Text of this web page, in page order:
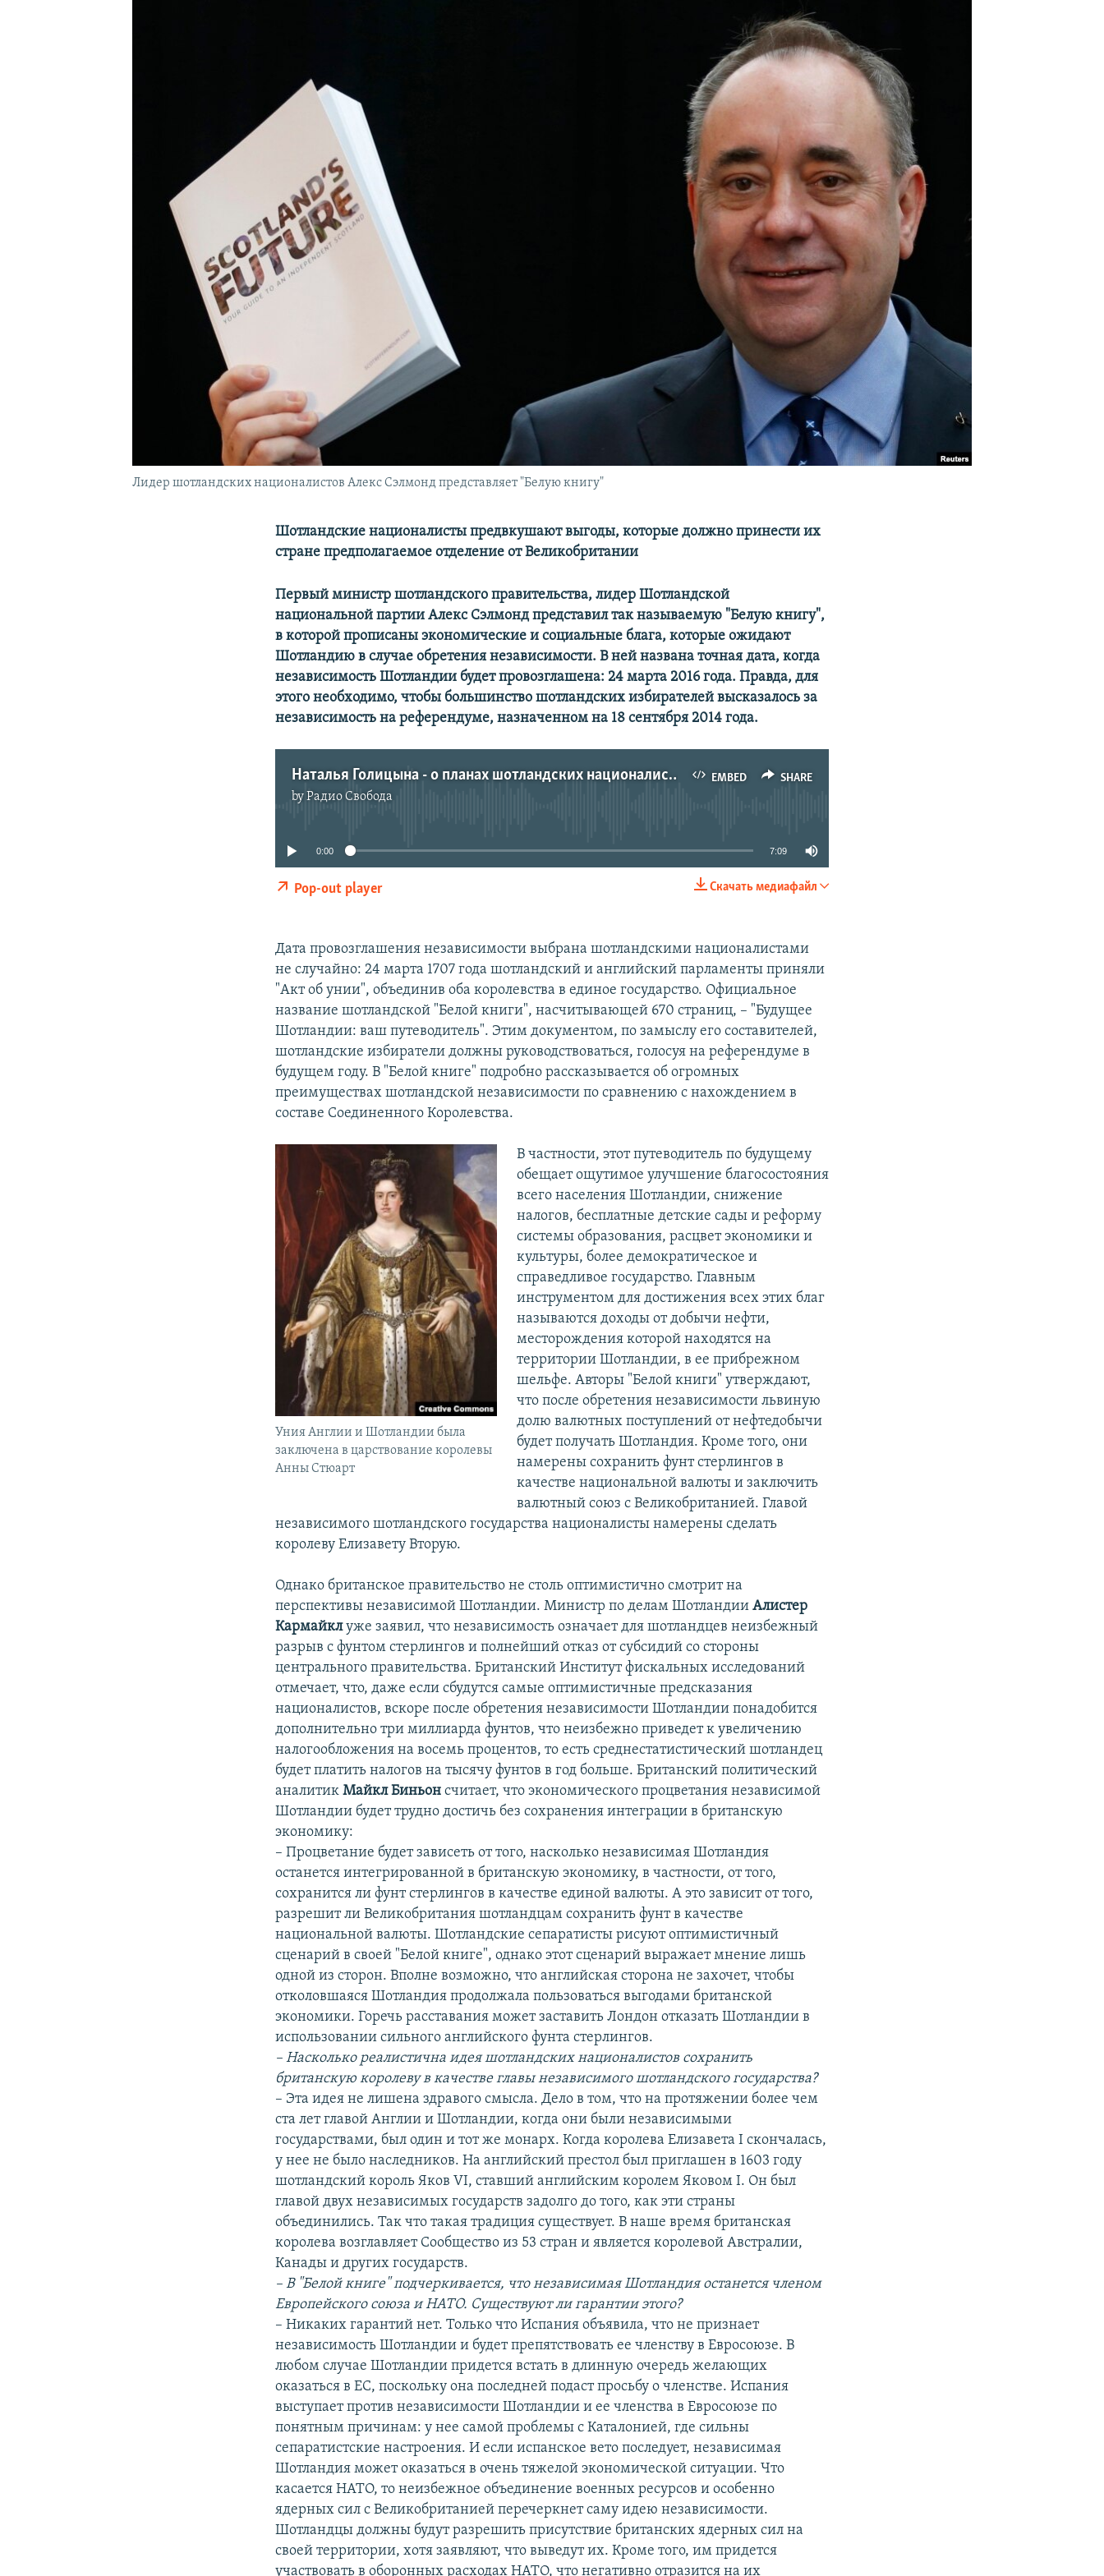
Лидер шотландских националистов Алекс Сэлмонд представляет "Белую книгу"
Шотландские националисты предвкушают выгоды, которые должно принести их
стране предполагаемое отделение от Великобритании
Первый министр шотландского правительства, лидер Шотландской
национальной партии Алекс Сэлмонд представил так называемую "Белую книгу",
в которой прописаны экономические и социальные блага, которые ожидают
Шотландию в случае обретения независимости. В ней названа точная дата, когда
независимость Шотландии будет провозглашена: 24 марта 2016 года. Правда, для
этого необходимо, чтобы большинство шотландских избирателей высказалось за
независимость на референдуме, назначенном на 18 сентября 2014 года.
EMBED SHARE
Наталья Голицына - о планах шотландских националистов
byРадио Свобода
SHARE
0:00 7:09
Скачать медиафайл
Pop-out player
Дата провозглашения независимости выбрана шотландскими националистами
не случайно: 24 марта 1707 года шотландский и английский парламенты приняли
"Акт об унии", объединив оба королевства в единое государство. Официальное
название шотландской "Белой книги", насчитывающей 670 страниц, – "Будущее
Шотландии: ваш путеводитель". Этим документом, по замыслу его составителей,
шотландские избиратели должны руководствоваться, голосуя на референдуме в
будущем году. В "Белой книге" подробно рассказывается об огромных
преимуществах шотландской независимости по сравнению с нахождением в
составе Соединенного Королевства.
Уния Англии и Шотландии была
заключена в царствование королевы
Анны Стюарт
В частности, этот путеводитель по будущему
обещает ощутимое улучшение благосостояния
всего населения Шотландии, снижение
налогов, бесплатные детские сады и реформу
системы образования, расцвет экономики и
культуры, более демократическое и
справедливое государство. Главным
инструментом для достижения всех этих благ
называются доходы от добычи нефти,
месторождения которой находятся на
территории Шотландии, в ее прибрежном
шельфе. Авторы "Белой книги" утверждают,
что после обретения независимости львиную
долю валютных поступлений от нефтедобычи
будет получать Шотландия. Кроме того, они
намерены сохранить фунт стерлингов в
качестве национальной валюты и заключить
валютный союз с Великобританией. Главой
независимого шотландского государства националисты намерены сделать
королеву Елизавету Вторую.
Однако британское правительство не столь оптимистично смотрит на
перспективы независимой Шотландии. Министр по делам ШотландииАлистер
Кармайклуже заявил, что независимость означает для шотландцев неизбежный
разрыв с фунтом стерлингов и полнейший отказ от субсидий со стороны
центрального правительства. Британский Институт фискальных исследований
отмечает, что, даже если сбудутся самые оптимистичные предсказания
националистов, вскоре после обретения независимости Шотландии понадобится
дополнительно три миллиарда фунтов, что неизбежно приведет к увеличению
налогообложения на восемь процентов, то есть среднестатистический шотландец
будет платить налогов на тысячу фунтов в год больше. Британский политический
аналитикМайкл Биньон считает, что экономического процветания независимой
Шотландии будет трудно достичь без сохранения интеграции в британскую
экономику:
– Процветание будет зависеть от того, насколько независимая Шотландия
останется интегрированной в британскую экономику, в частности, от того,
сохранится ли фунт стерлингов в качестве единой валюты. А это зависит от того,
разрешит ли Великобритания шотландцам сохранить фунт в качестве
национальной валюты. Шотландские сепаратисты рисуют оптимистичный
сценарий в своей "Белой книге", однако этот сценарий выражает мнение лишь
одной из сторон. Вполне возможно, что английская сторона не захочет, чтобы
отколовшаяся Шотландия продолжала пользоваться выгодами британской
экономики. Горечь расставания может заставить Лондон отказать Шотландии в
использовании сильного английского фунта стерлингов.
– Насколько реалистична идея шотландских националистов сохранить
британскую королеву в качестве главы независимого шотландского государства?
– Эта идея не лишена здравого смысла. Дело в том, что на протяжении более чем
ста лет главой Англии и Шотландии, когда они были независимыми
государствами, был один и тот же монарх. Когда королева Елизавета I скончалась,
у нее не было наследников. На английский престол был приглашен в 1603 году
шотландский король Яков VI, ставший английским королем Яковом I. Он был
главой двух независимых государств задолго до того, как эти страны
объединились. Так что такая традиция существует. В наше время британская
королева возглавляет Сообщество из 53 стран и является королевой Австралии,
Канады и других государств.
– В "Белой книге" подчеркивается, что независимая Шотландия останется членом
Европейского союза и НАТО. Существуют ли гарантии этого?
– Никаких гарантий нет. Только что Испания объявила, что не признает
независимость Шотландии и будет препятствовать ее членству в Евросоюзе. В
любом случае Шотландии придется встать в длинную очередь желающих
оказаться в ЕС, поскольку она последней подаст просьбу о членстве. Испания
выступает против независимости Шотландии и ее членства в Евросоюзе по
понятным причинам: у нее самой проблемы с Каталонией, где сильны
сепаратистские настроения. И если испанское вето последует, независимая
Шотландия может оказаться в очень тяжелой экономической ситуации. Что
касается НАТО, то неизбежное объединение военных ресурсов и особенно
ядерных сил с Великобританией перечеркнет саму идею независимости.
Шотландцы должны будут разрешить присутствие британских ядерных сил на
своей территории, хотя заявляют, что выведут их. Кроме того, им придется
участвовать в оборонных расходах НАТО, что негативно отразится на их